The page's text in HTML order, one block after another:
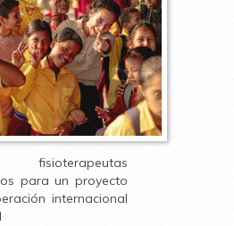
fisioterapeutas
para un proyecto
internacional